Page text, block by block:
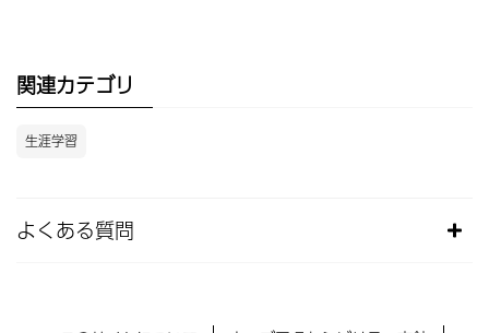
関連カテゴリ
生涯学習
よくある質問